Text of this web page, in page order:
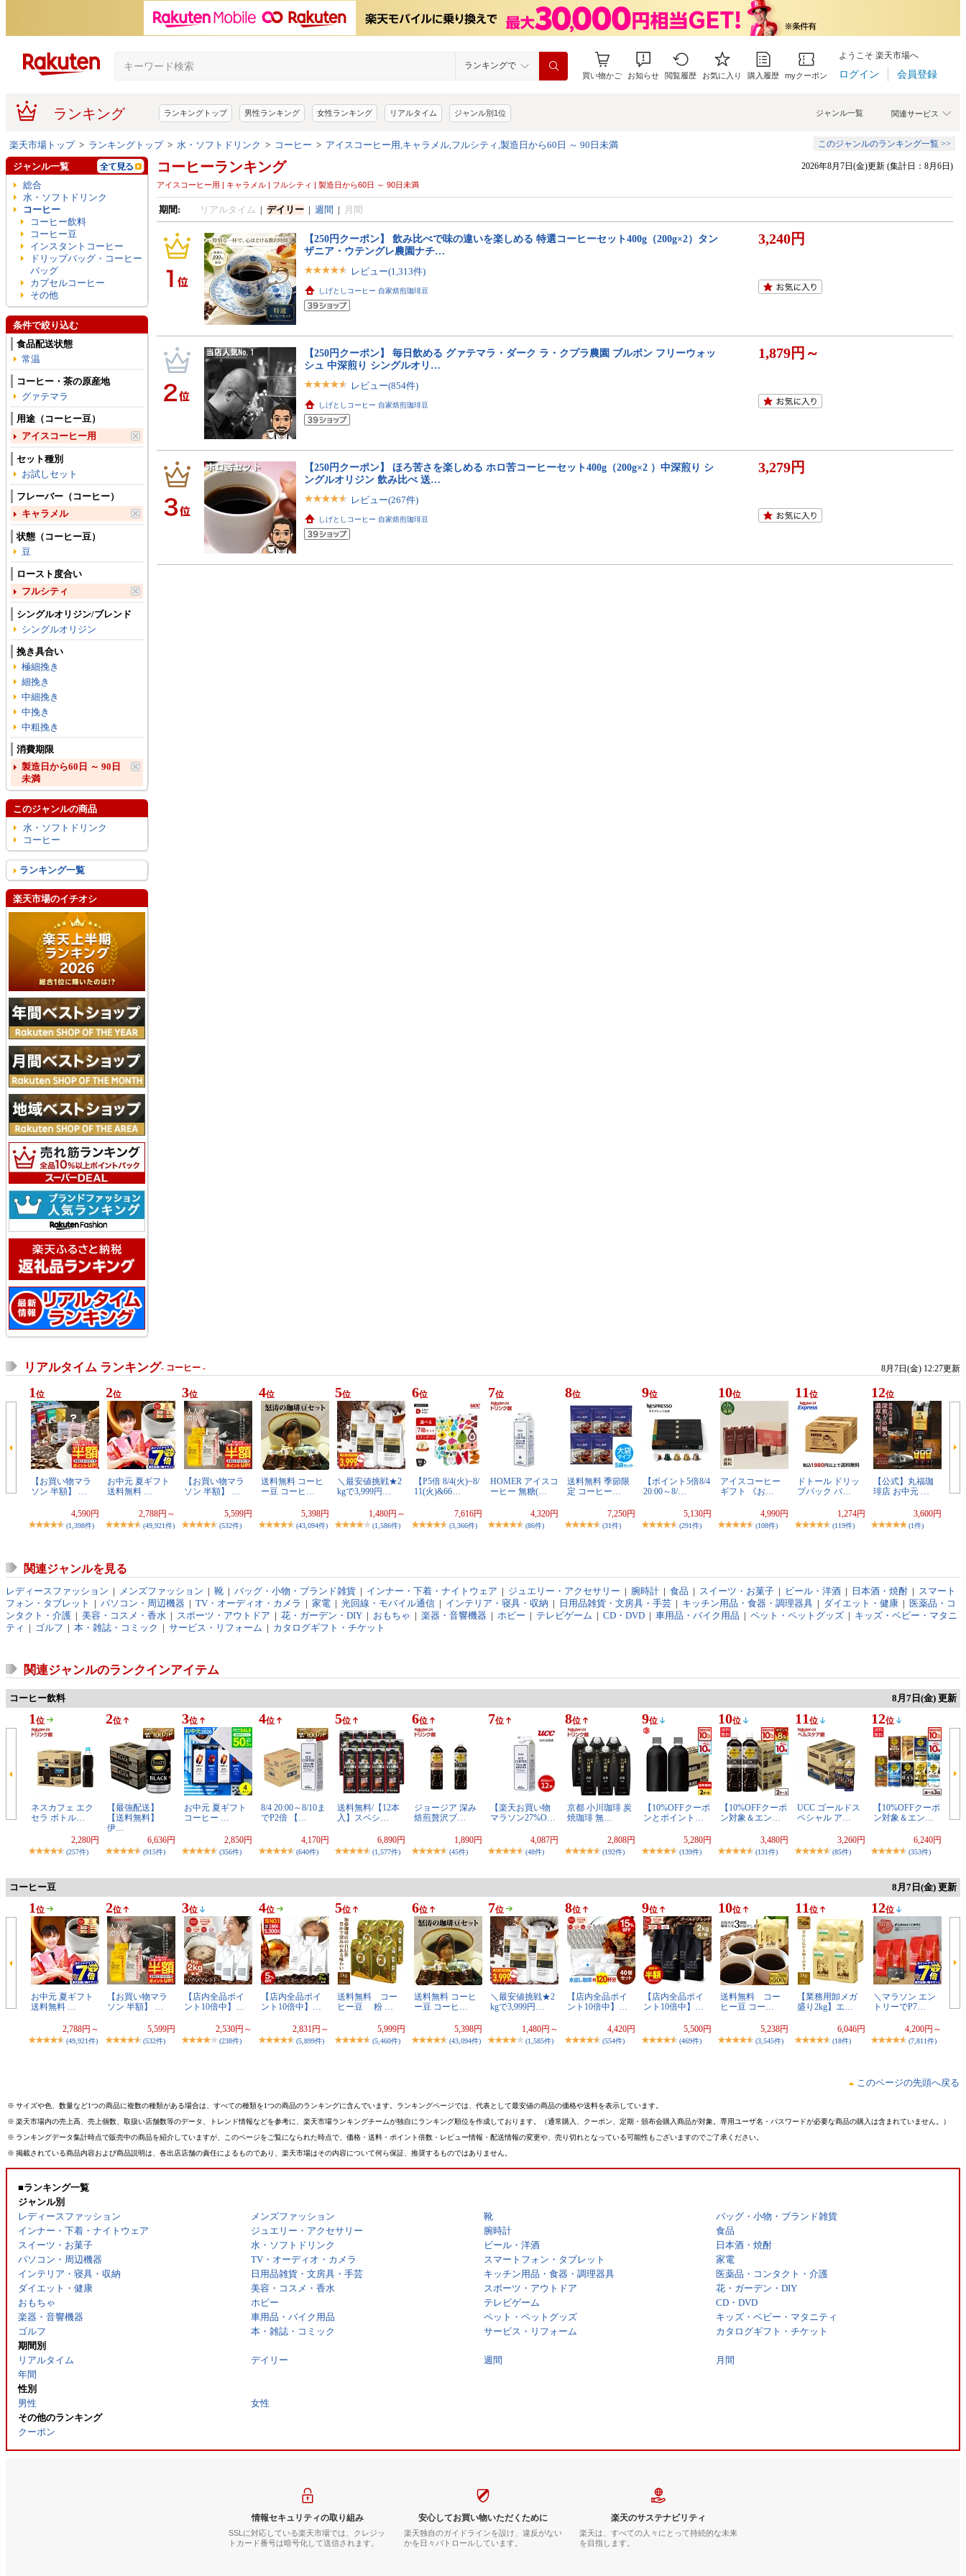
ランキングで
買い物かご お知らせ 閲覧履歴 お気に入り 購入履歴 myクーポン
ようこそ 楽天市場へ
ログイン 会員登録
ランキング 関連サービス
ジャンル一覧
ランキングトップ 男性ランキング 女性ランキング リアルタイム ジャンル別1位
楽天市場トップ> ランキングトップ> 水・ソフトドリンク > コーヒー > アイスコーヒー用,キャラメル,フルシティ,製造日から60日 ～ 90日未満 このジャンルのランキング一覧 >>
コーヒーランキング
アイスコーヒー用 | キャラメル | フルシティ | 製造日から60日 ～ 90日未満
2026年8月7日(金)更新 (集計日：8月6日)
期間: リアルタイム | デイリー| 週間 | 月間
【250円クーポン】 飲み比べで味の違いを楽しめる 特選コーヒーセット400g（200g×2）タン
ザニア・ウテングレ農園ナチ…
レビュー(1,313件)
しげとしコーヒー 自家焙煎珈琲豆
3,240円
【250円クーポン】 毎日飲める グァテマラ・ダーク ラ・クプラ農園 ブルボン フリーウォッ
シュ 中深煎り シングルオリ…
レビュー(854件)
しげとしコーヒー 自家焙煎珈琲豆
1,879円～
【250円クーポン】 ほろ苦さを楽しめる ホロ苦コーヒーセット400g（200g×2 ）中深煎り シ
ングルオリジン 飲み比べ 送…
レビュー(267件)
しげとしコーヒー 自家焙煎珈琲豆
3,279円
ジャンル一覧
総合
水・ソフトドリンク
コーヒー
コーヒー飲料
コーヒー豆
インスタントコーヒー
ドリップバッグ・コーヒー
バッグ
カプセルコーヒー
その他
条件で絞り込む
食品配送状態
常温
コーヒー・茶の原産地
グァテマラ
用途（コーヒー豆）
アイスコーヒー用
セット種別
お試しセット
フレーバー（コーヒー）
キャラメル
状態（コーヒー豆）
豆
ロースト度合い
フルシティ
シングルオリジン/ブレンド
シングルオリジン
挽き具合い
極細挽き
細挽き
中細挽き
中挽き
中粗挽き
消費期限
製造日から60日 ～ 90日
未満
このジャンルの商品
水・ソフトドリンク
コーヒー
ランキング一覧
楽天市場のイチオシ
リアルタイム ランキング- コーヒー - 8月7日(金) 12:27更新
1 位
【お買い物マラ
ソン 半額】 …
4,590円
(1,398件)
2位
お中元 夏ギフト
送料無料 …
2,788円～
(49,921件)
3位
【お買い物マラ
ソン 半額】 …
5,599円
(532件)
4位
送料無料 コーヒ
ー豆 コーヒ…
5,398円
(43,094件)
5位
＼最安値挑戦★2
kgで3,999円…
1,480円～
(1,586件)
6位
【P5倍 8/4(火)~8/
11(火)&66…
7,616円
(3,366件)
7位
HOMER アイスコ
ーヒー 無糖(…
4,320円
(86件)
8位
送料無料 季節限
定 コーヒー…
7,250円
(31件)
9位
【ポイント5倍8/4
20:00～8/…
5,130円
(291件)
10位
アイスコーヒー
ギフト 《お…
4,990円
(108件)
11 位
ドトール ドリッ
プパック バ…
1,274円
(119件)
12位
【公式】丸福珈
琲店 お中元 …
3,600円
(1件)
関連ジャンルを見る
レディースファッション | メンズファッション | 靴 | バッグ・小物・ブランド雑貨 | インナー・下着・ナイトウェア | ジュエリー・アクセサリー | 腕時計 | 食品 | スイーツ・お菓子 | ビール・洋酒 | 日本酒・焼酎 | スマート
フォン・タブレット
| パソコン・周辺機器 | TV・オーディオ・カメラ | 家電 | 光回線・モバイル通信 | インテリア・寝具・収納 | 日用品雑貨・文房具・手芸 | キッチン用品・食器・調理器具 | ダイエット・健康 | 医薬品・コ
ンタクト・介護 | 美容・コスメ・香水 | スポーツ・アウトドア | 花・ガーデン・DIY | おもちゃ | 楽器・音響機器 | ホビー | テレビゲーム | CD・DVD | 車用品・バイク用品 | ペット・ペットグッズ | キッズ・ベビー・マタニ
ティ | ゴルフ | 本・雑誌・コミック | サービス・リフォーム | カタログギフト・チケット
関連ジャンルのランクインアイテム
コーヒー飲料 8月7日(金) 更新
1 位
ネスカフェ エク
セラ ボトル…
2,280円
(257件)
2位
【最強配送】
【送料無料】
伊…
6,636円
(915件)
3位
お中元 夏ギフト
コーヒー …
2,850円
(356件)
4位
8/4 20:00～8/10ま
でP2倍 【…
4,170円
(640件)
5位
送料無料/【12本
入】スペシ…
6,890円
(1,577件)
6位
ジョージア 深み
焙煎贅沢ブ…
1,890円
(45件)
7位
【楽天お買い物
マラソン27%O…
4,087円
(48件)
8位
京都 小川珈琲 炭
焼珈琲 無…
2,808円
(192件)
9位
【10%OFFクーポ
ンとポイント…
5,280円
(139件)
10位
【10%OFFクーポ
ン対象＆エン…
3,480円
(131件)
11 位
UCC ゴールドス
ペシャル ア…
3,260円
(85件)
12位
【10%OFFクーポ
ン対象＆エン…
6,240円
(353件)
コーヒー豆 8月7日(金) 更新
1 位
お中元 夏ギフト
送料無料 …
2,788円～
(49,921件)
2位
【お買い物マラ
ソン 半額】 …
5,599円
(532件)
3位
【店内全品ポイ
ント10倍中】…
2,530円～
(238件)
4位
【店内全品ポイ
ント10倍中】…
2,831円～
(5,899件)
5位
送料無料 コー
ヒー豆 粉 …
5,999円
(5,460件)
6位
送料無料 コーヒ
ー豆 コーヒ…
5,398円
(43,094件)
7位
＼最安値挑戦★2
kgで3,999円…
1,480円～
(1,585件)
8位
【店内全品ポイ
ント10倍中】…
4,420円
(554件)
9位
【店内全品ポイ
ント10倍中】…
5,500円
(469件)
10位
送料無料 コー
ヒー豆 コー…
5,238円
(3,545件)
11 位
【業務用卸メガ
盛り2kg】エ…
6,046円
(18件)
12位
＼マラソン エン
トリーでP7…
4,200円～
(7,811件)
このページの先頭へ戻る
※ サイズや色、数量など1つの商品に複数の種類がある場合は、すべての種類を1つの商品のランキングに含んでいます。ランキングページでは、代表として最安値の商品の価格や送料を表示しています。
※ 楽天市場内の売上高、売上個数、取扱い店舗数等のデータ、トレンド情報などを参考に、楽天市場ランキングチームが独自にランキング順位を作成しております。（通常購入、クーポン、定期・頒布会購入商品が対象。専用ユーザ名・パスワードが必要な商品の購入は含まれていません。）
※ ランキングデータ集計時点で販売中の商品を紹介していますが、このページをご覧になられた時点で、価格・送料・ポイント倍数・レビュー情報・配送情報の変更や、売り切れとなっている可能性もございますのでご了承ください。
※ 掲載されている商品内容および商品説明は、各出店店舗の責任によるものであり、楽天市場はその内容について何ら保証、推奨するものではありません。
■ランキング一覧
ジャンル別
レディースファッション
メンズファッション 靴
バッグ・小物・ブランド雑貨
インナー・下着・ナイトウェア
ジュエリー・アクセサリー 腕時計
食品
スイーツ・お菓子
水・ソフトドリンク ビール・洋酒
日本酒・焼酎
パソコン・周辺機器
TV・オーディオ・カメラ スマートフォン・タブレット
家電
インテリア・寝具・収納
日用品雑貨・文房具・手芸 キッチン用品・食器・調理器具
医薬品・コンタクト・介護
ダイエット・健康
美容・コスメ・香水 スポーツ・アウトドア
花・ガーデン・DIY
おもちゃ
ホビー テレビゲーム
CD・DVD
楽器・音響機器
車用品・バイク用品 ペット・ペットグッズ
キッズ・ベビー・マタニティ
ゴルフ
本・雑誌・コミック サービス・リフォーム
カタログギフト・チケット
期間別
リアルタイム
デイリー 週間
月間
年間
性別
男性
女性
その他のランキング
クーポン
情報セキュリティの取り組み
SSLに対応している楽天市場では、クレジッ
トカード番号は暗号化して送信されます。
安心してお買い物いただくために
楽天独自のガイドラインを設け、違反がない
かを日々パトロールしています。
楽天のサステナビリティ
楽天は、すべての人々にとって持続的な未来
を目指します。